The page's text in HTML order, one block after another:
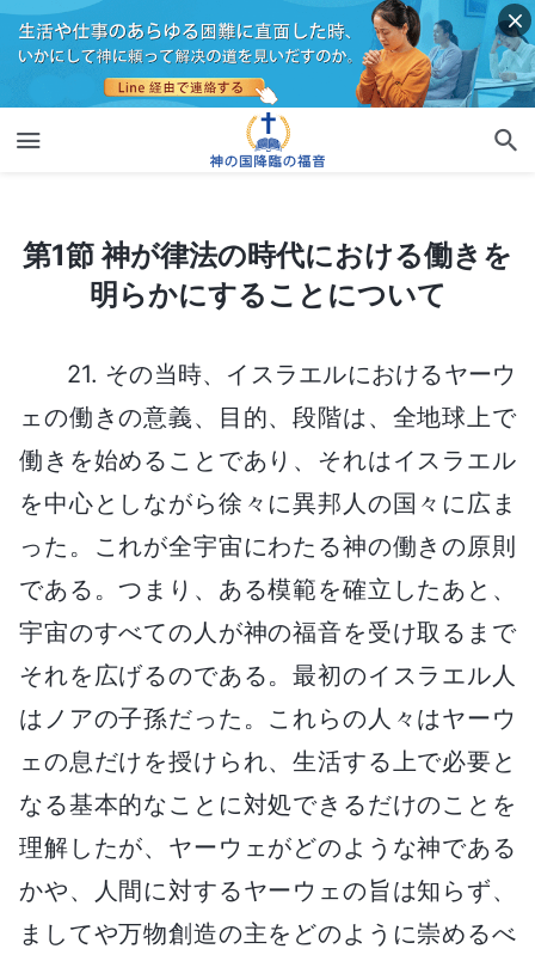
第1節 神が律法の時代における働きを
明らかにすることについて
21. その当時、イスラエルにおけるヤーウ
ェの働きの意義、目的、段階は、全地球上で
働きを始めることであり、それはイスラエル
を中心としながら徐々に異邦人の国々に広ま
った。これが全宇宙にわたる神の働きの原則
である。つまり、ある模範を確立したあと、
宇宙のすべての人が神の福音を受け取るまで
それを広げるのである。最初のイスラエル人
はノアの子孫だった。これらの人々はヤーウ
ェの息だけを授けられ、生活する上で必要と
なる基本的なことに対処できるだけのことを
理解したが、ヤーウェがどのような神である
かや、人間に対するヤーウェの旨は知らず、
ましてや万物創造の主をどのように崇めるべ